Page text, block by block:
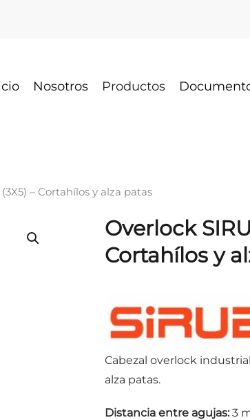
Nosotros Productos
– Cortahílos y alza patas
Overlock
Cortahílos y
Cabezal overlock
alza patas.
Distancia entre agujas: 3